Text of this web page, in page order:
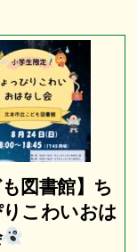
も図書館】ち
りこわいおは